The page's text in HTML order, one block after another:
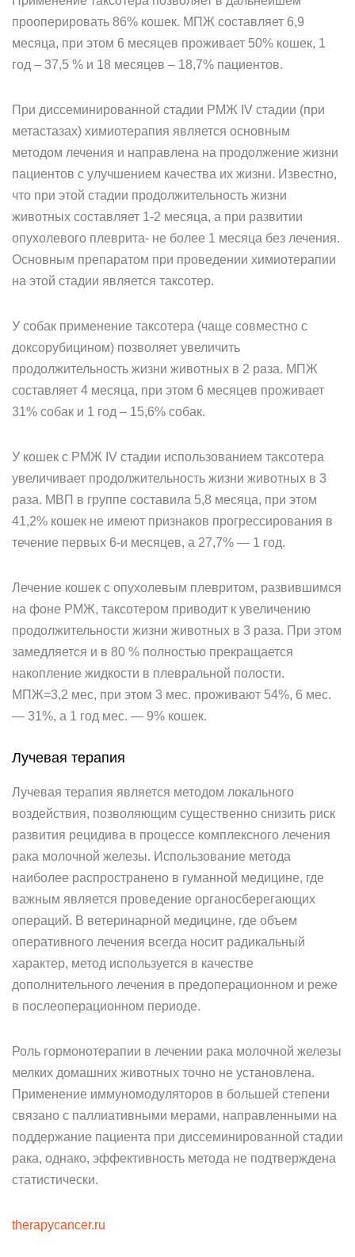
прооперировать 86% кошек. МПЖ составляет 6,9
месяца, при этом 6 месяцев проживает 50% кошек, 1
год – 37,5 % и 18 месяцев – 18,7% пациентов.
При диссеминированной стадии РМЖ IV стадии (при
метастазах) химиотерапия является основным
методом лечения и направлена на продолжение жизни
пациентов с улучшением качества их жизни. Известно,
что при этой стадии продолжительность жизни
животных составляет 1-2 месяца, а при развитии
опухолевого плеврита- не более 1 месяца без лечения.
Основным препаратом при проведении химиотерапии
на этой стадии является таксотер.
У собак применение таксотера (чаще совместно с
доксорубицином) позволяет увеличить
продолжительность жизни животных в 2 раза. МПЖ
составляет 4 месяца, при этом 6 месяцев проживает
31% собак и 1 год – 15,6% собак.
У кошек с РМЖ IV стадии использованием таксотера
увеличивает продолжительность жизни животных в 3
раза. МВП в группе составила 5,8 месяца, при этом
41,2% кошек не имеют признаков прогрессирования в
течение первых 6-и месяцев, а 27,7% — 1 год.
Лечение кошек с опухолевым плевритом, развившимся
на фоне РМЖ, таксотером приводит к увеличению
продолжительности жизни животных в 3 раза. При этом
замедляется и в 80 % полностью прекращается
накопление жидкости в плевральной полости.
МПЖ=3,2 мес, при этом 3 мес. проживают 54%, 6 мес.
— 31%, а 1 год мес. — 9% кошек.
Лучевая терапия
Лучевая терапия является методом локального
воздействия, позволяющим существенно снизить риск
развития рецидива в процессе комплексного лечения
рака молочной железы. Использование метода
наиболее распространено в гуманной медицине, где
важным является проведение органосберегающих
операций. В ветеринарной медицине, где объем
оперативного лечения всегда носит радикальный
характер, метод используется в качестве
дополнительного лечения в предоперационном и реже
в послеоперационном периоде.
Роль гормонотерапии в лечении рака молочной железы
мелких домашних животных точно не установлена.
Применение иммуномодуляторов в большей степени
связано с паллиативными мерами, направленными на
поддержание пациента при диссеминированной стадии
рака, однако, эффективность метода не подтверждена
статистически.
therapycancer.ru